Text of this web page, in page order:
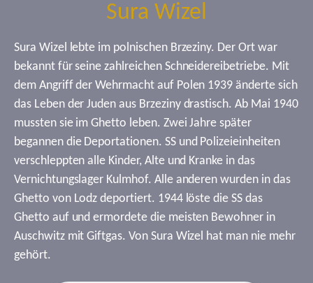
Sura Wizel
Sura Wizel lebte im polnischen Brzeziny. Der Ort war
bekannt für seine zahlreichen Schneidereibetriebe. Mit
dem Angriff der Wehrmacht auf Polen 1939 änderte sich
das Leben der Juden aus Brzeziny drastisch. Ab Mai 1940
mussten sie im Ghetto leben. Zwei Jahre später
begannen die Deportationen. SS und Polizeieinheiten
verschleppten alle Kinder, Alte und Kranke in das
Vernichtungslager Kulmhof. Alle anderen wurden in das
Ghetto von Lodz deportiert. 1944 löste die SS das
Ghetto auf und ermordete die meisten Bewohner in
Auschwitz mit Giftgas. Von Sura Wizel hat man nie mehr
gehört.